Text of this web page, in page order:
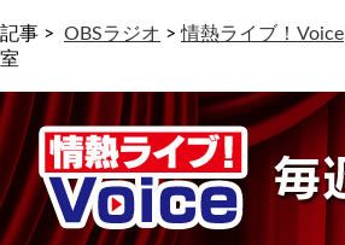
記事 > OBSラジオ >情熱ライブ！Voice
室